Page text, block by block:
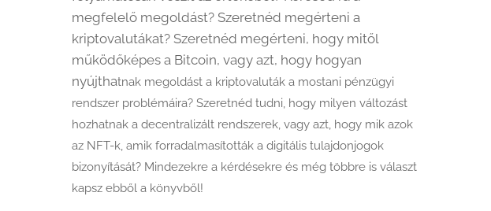
megfelelő megoldást? Szeretnéd megérteni a
kriptovalutákat? Szeretnéd megérteni, hogy mitől
működőképes a Bitcoin, vagy azt, hogy hogyan
nyújthatnak megoldást a kriptovaluták a mostani pénzügyi
rendszer problémáira? Szeretnéd tudni, hogy milyen változást
hozhatnak a decentralizált rendszerek, vagy azt, hogy mik azok
az NFT-k, amik forradalmasították a digitális tulajdonjogok
bizonyítását? Mindezekre a kérdésekre és még többre is választ
kapsz ebből a könyvből!